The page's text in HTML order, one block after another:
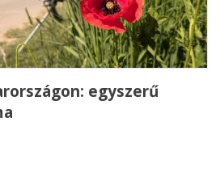
egyszerű